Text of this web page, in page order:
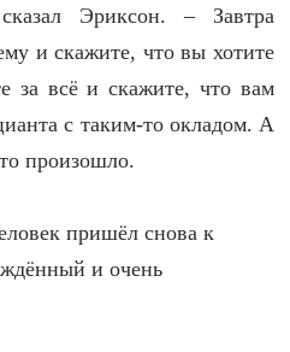
Эриксон. – Завтра
и скажите, что вы хотите
за всё и скажите, что вам
с таким-то окладом. А
произошло.
пришёл снова к
и очень